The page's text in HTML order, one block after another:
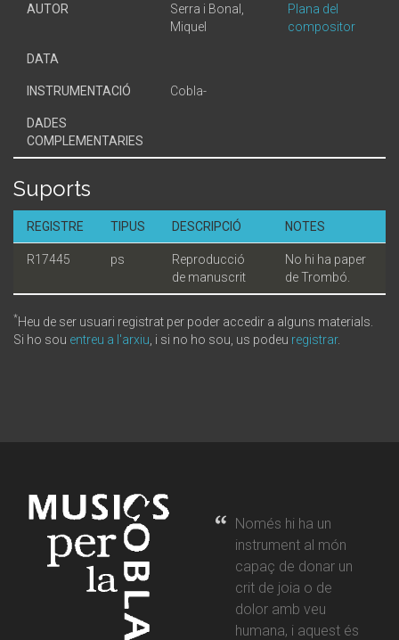
AUTOR
Serra i Bonal,
Miquel
Plana del
compositor
DATA
INSTRUMENTACIÓ Cobla-
DADES
COMPLEMENTARIES
Suports
REGISTRE TIPUS DESCRIPCIÓ NOTES
R17445 ps
Reproducció
de manuscrit
No hi ha paper
de Trombó.
*Heu de ser usuari registrat per poder accedir a alguns materials.
Si ho sou entreu a l'arxiu , i si no ho sou, us podeu registrar.
Només hi ha un
instrument al món
capaç de donar un
crit de joia o de
dolor amb veu
humana, i aquest és